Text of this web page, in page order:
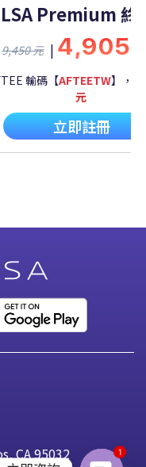
Premium 終
9,450 元 | 4,905
輸碼【AFTEETW】，
元
立即註冊
CA 95032
1